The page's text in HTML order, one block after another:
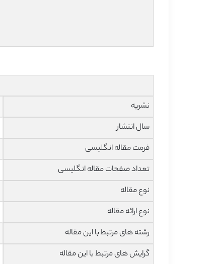
نشریه
سال انتشار
فرمت مقاله انگلیسی
تعداد صفحات مقاله انگلیسی
نوع مقاله
نوع ارائه مقاله
رشته های مرتبط با این مقاله
گرایش های مرتبط با این مقاله